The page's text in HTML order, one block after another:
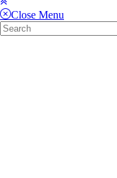
Close Menu